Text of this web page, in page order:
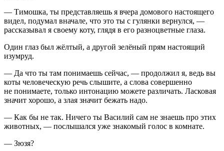
— Тимошка, ты представляешь я вчера домового настоящего
видел, подумал вначале, что это ты с гулянки вернулся, —
рассказывал я своему коту, глядя в его разноцветные глаза.
Один глаз был жёлтый, а другой зелёный прям настоящий
изумруд.
— Да что ты там понимаешь сейчас, — продолжил я, ведь вы
коты человеческую речь слышите, а слова совершенно
не понимаете, только интонацию можете различать. Ласковая
значит хорошо, а злая значит бежать надо.
— Как бы не так. Ничего ты Василий сам не знаешь про этих
животных, — послышался уже знакомый голос в комнате.
— Зюзя?